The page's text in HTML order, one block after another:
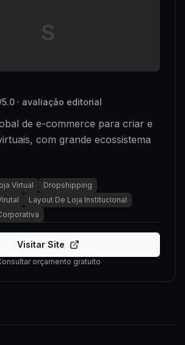
S
/5.0 · avaliação editorial
de e-commerce para criar e
com grande ecossistema
Virtual
Dropshipping
Layout De Loja Institucional
Visitar Site
orçamento gratuito